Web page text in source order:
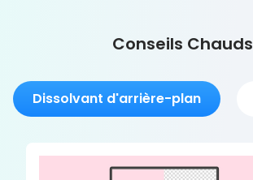
Conseils Chauds
Dissolvant d'arrière-plan